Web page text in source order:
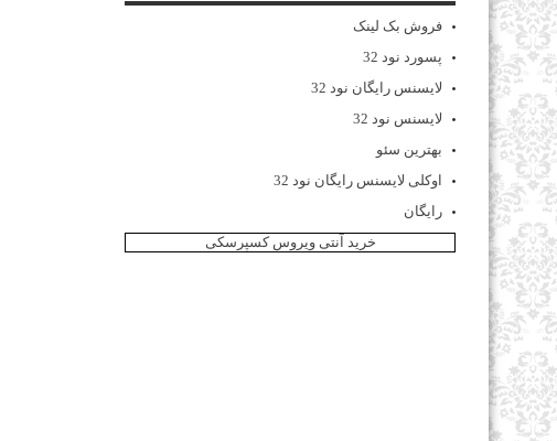
فروش بک لینک
پسورد نود 32
لایسنس رایگان نود 32
لایسنس نود 32
بهترین سئو
اوکلی لایسنس رایگان نود 32
رایگان
خرید آنتی ویروس کسپرسکی